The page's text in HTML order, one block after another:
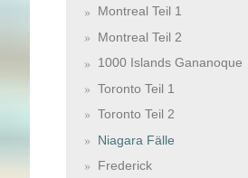
Montreal Teil 1
Montreal Teil 2
1000 Islands Gananoque
Toronto Teil 1
Toronto Teil 2
Niagara Fälle
Frederick